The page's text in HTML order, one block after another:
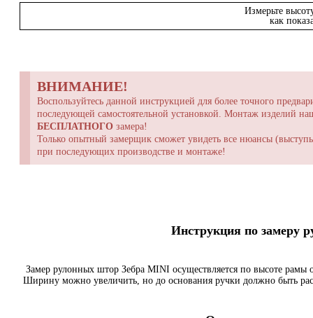
Измерьте
как
ВНИМАНИЕ!
Воспользуйтесь данной инструкцией для более точного
последующей самостоятельной установкой. Монтаж изделий
БЕСПЛАТНОГО замера!
Только опытный замерщик сможет увидеть все нюансы
при последующих производстве и монтаже!
Инструкция по
Замер рулонных штор Зебра MINI осуществляется по высоте
Ширину можно увеличить, но до основания ручки должно быть